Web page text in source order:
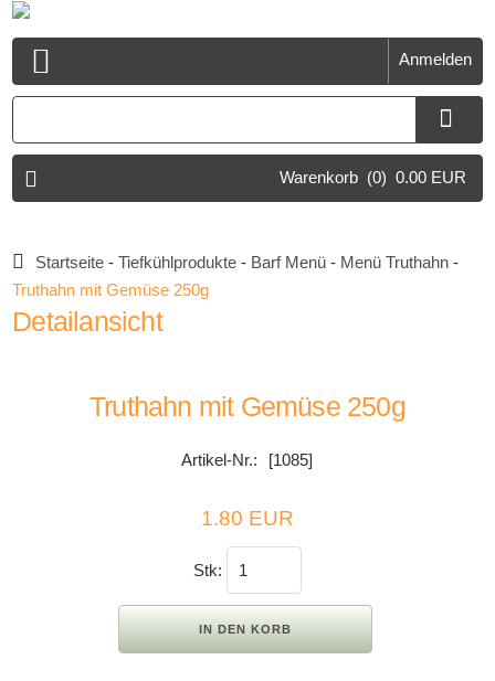
Anmelden
Warenkorb (0) 0.00 EUR
Startseite -Tiefkühlprodukte - Barf Menü - Menü Truthahn -
Truthahn mit Gemüse 250g
Detailansicht
Truthahn mit Gemüse 250g
[1085]
1.80 EUR
Stk: